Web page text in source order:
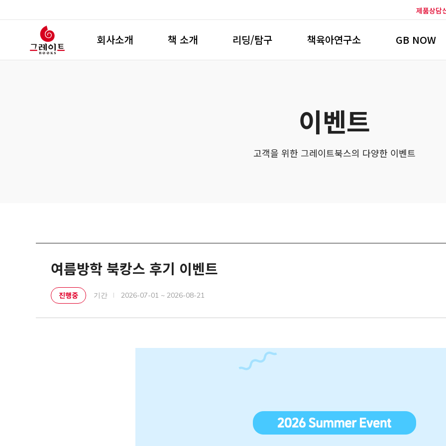
회사소개 책 소개 리딩/탐구 책육아연구소 GB NOW
제품상담
이벤트
고객을 위한 그레이트북스의 다양한 이벤트
여름방학 북캉스 후기 이벤트
진행중 기간 2026-07-01 ~ 2026-08-21